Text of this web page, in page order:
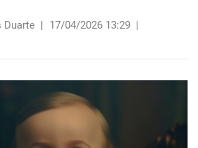
Duarte | 17/04/2026 13:29 |